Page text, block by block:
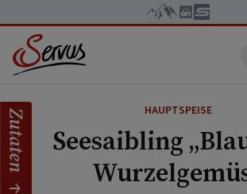
HAUPTSPEISE
Seesaibling
Zutaten